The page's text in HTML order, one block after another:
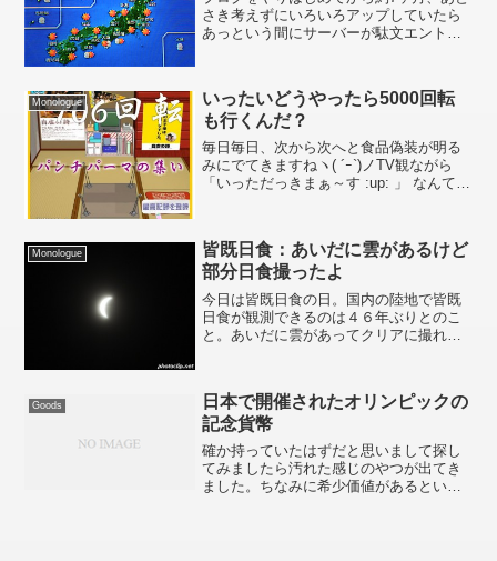
さき考えずにいろいろアップしていたら
あっという間にサーバーが駄文エントリ
ッキに拡大するため今月中にサーバー移
転を行う予定です（...
Monologue
いったいどうやったら5000回転
も行くんだ？
毎日毎日、次から次へと食品偽装が明る
みにでてきますねヽ( ´ｰ`)ノTV観ながら
「いっただっきまぁ～す :up: 」 なんて言
覚！」 なんてニュースが流れた日にゃ、
目もあ...
Monologue
皆既日食：あいだに雲があるけど
部分日食撮ったよ
今日は皆既日食の日。国内の陸地で皆既
日食が観測できるのは４６年ぶりとのこ
と。あいだに雲があってクリアに撮れな
Goods
日本で開催されたオリンピックの
記念貨幣
確か持っていたはずだと思いまして探し
てみましたら汚れた感じのやつが出てき
ました。ちなみに希少価値があるという